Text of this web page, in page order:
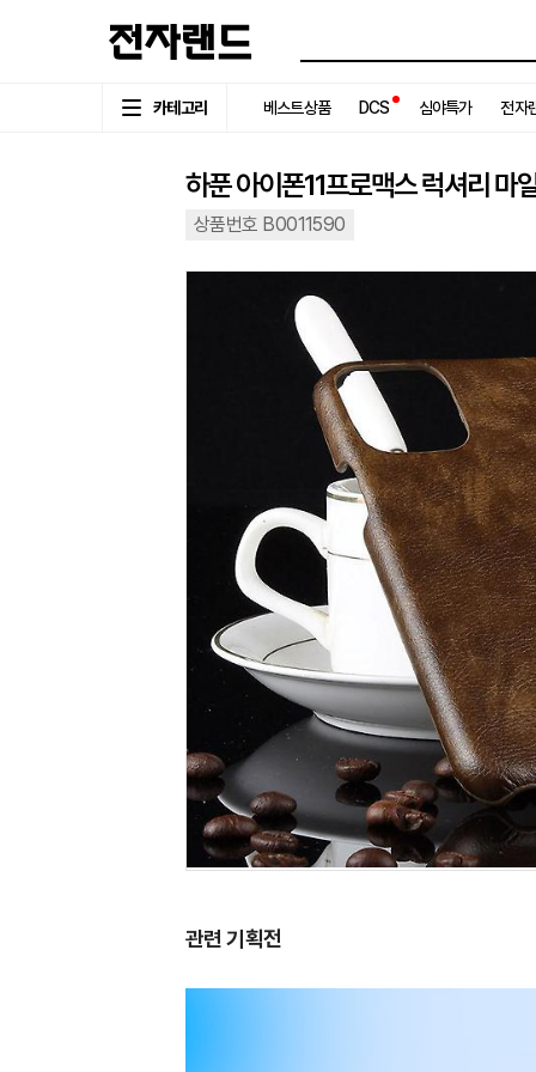
카테고리 베스트상품 DCS 심야특가 전자
하푼 아이폰11프로맥스 럭셔리 마
상품번호 B0011590
관련 기획전